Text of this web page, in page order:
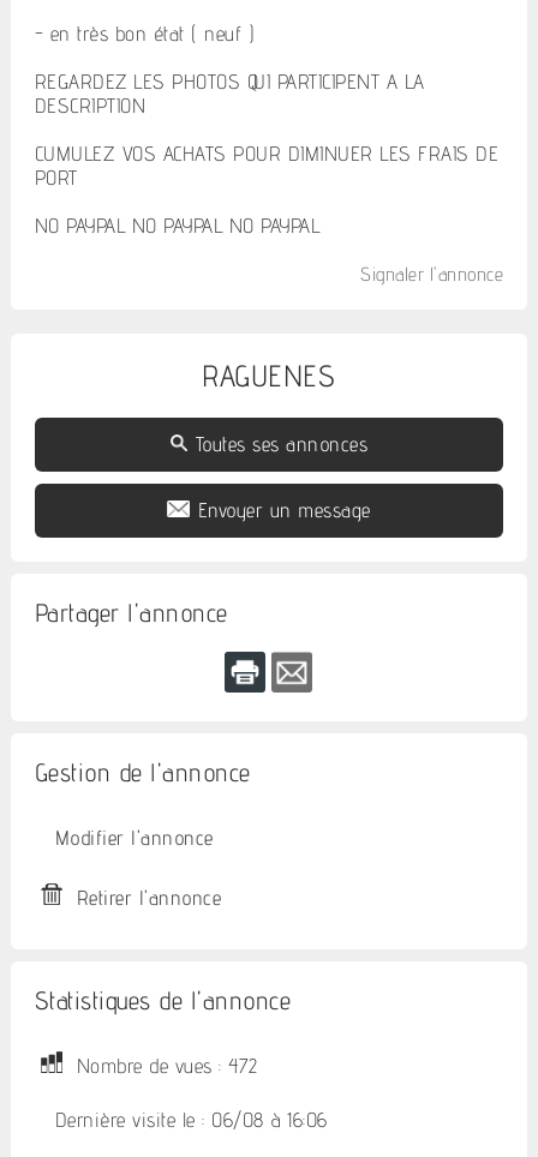
- en très bon état ( neuf )
REGARDEZ LES PHOTOS QUI PARTICIPENT A LA
DESCRIPTION
CUMULEZ VOS ACHATS POUR DIMINUER LES FRAIS DE
PORT
NO PAYPAL NO PAYPAL NO PAYPAL
Signaler l'annonce
RAGUENES
Toutes ses annonces
Envoyer un message
Partager l'annonce
Gestion de l'annonce
Modifier l'annonce
Retirer l'annonce
Statistiques de l'annonce
Nombre de vues : 472
Dernière visite le : 06/08 à 16:06